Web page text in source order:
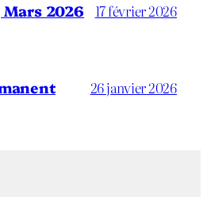
2026 17 février 2026
26 janvier 2026